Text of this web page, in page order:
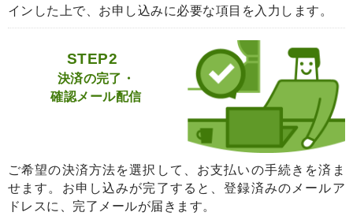
インした上で、お申し込みに必要な項目を入力します。
STEP2
決済の完了・
確認メール配信
ご希望の決済方法を選択して、お支払いの手続きを済ま
せます。お申し込みが完了すると、登録済みのメールア
ドレスに、完了メールが届きます。